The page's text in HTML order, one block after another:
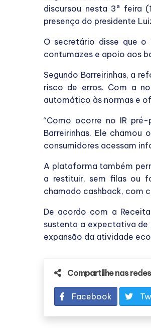
discursou nesta 3ª feira
presença do presidente
O secretário disse que
contumazes e apoio aos
Segundo Barreirinhas, a
risco de erros. Com a
automático às normas e
“Como ocorre no IR
Barreirinhas. Ele chamou
consumidores acessam
A plataforma também
a restituir, sem filas ou
chamado cashback, com
De acordo com a
sustenta a expectativa
expansão da atividade
Compartilhe nas
Facebook